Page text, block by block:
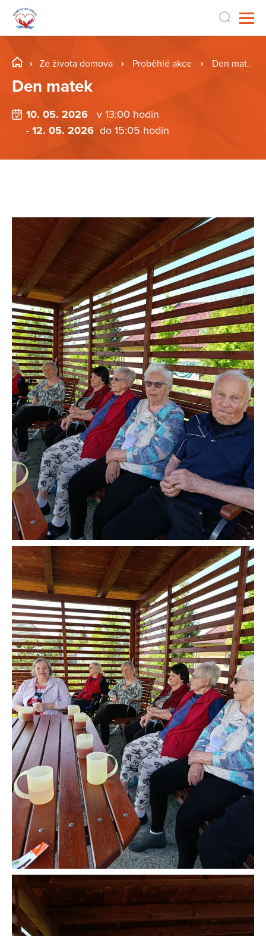
Ze života domova Proběhlé akce Den matek
Den matek
10. 05. 2026
v 13:00 hodin
- 12. 05. 2026 do 15:05 hodin